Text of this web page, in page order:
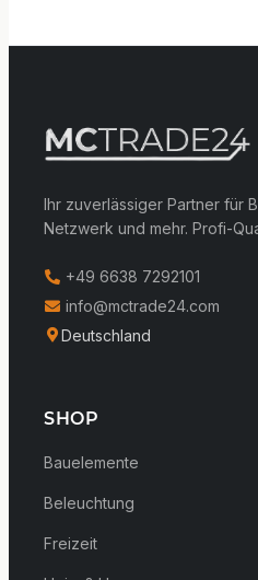
Ihr zuverlässiger Partner für
Netzwerk und mehr. Profi-
+49 6638 7292101
info@mctrade24.com
Deutschland
SHOP
Bauelemente
Beleuchtung
Freizeit